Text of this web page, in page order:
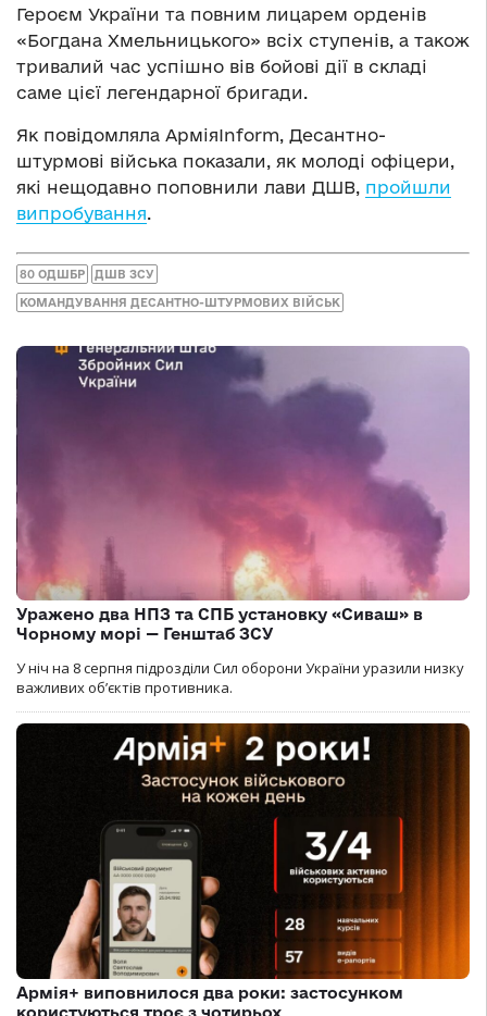
Героєм України та повним лицарем орденів
«Богдана Хмельницького» всіх ступенів, а також
тривалий час успішно вів бойові дії в складі
саме цієї легендарної бригади.
Як повідомляла АрміяInform, Десантно-
штурмові війська показали, як молоді офіцери,
які нещодавно поповнили лави ДШВ, пройшли
випробування.
80 ОДШБР ДШВ ЗСУ
КОМАНДУВАННЯ ДЕСАНТНО-ШТУРМОВИХ ВІЙСЬК
Уражено два НПЗ та СПБ установку «Сиваш» в
Чорному морі — Генштаб ЗСУ
У ніч на 8 серпня підрозділи Сил оборони України уразили низку
важливих об’єктів противника.
Армія+ виповнилося два роки: застосунком
користуються троє з чотирьох